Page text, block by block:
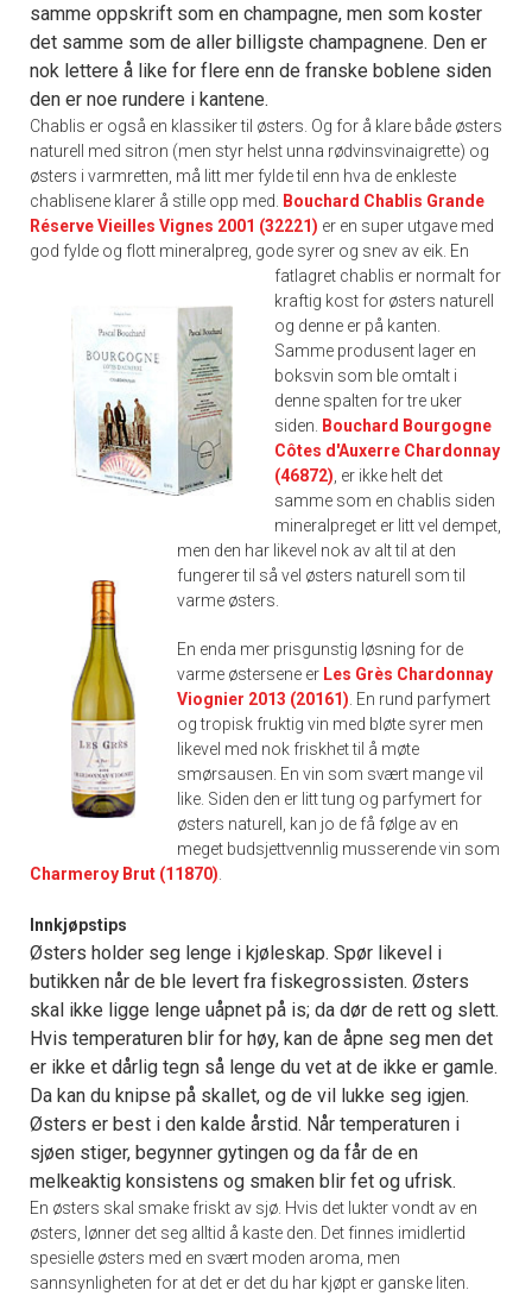
samme oppskrift som en champagne, men som koster
det samme som de aller billigste champagnene. Den er
nok lettere å like for flere enn de franske boblene siden
den er noe rundere i kantene.
Chablis er også en klassiker til østers. Og for å klare både østers
naturell med sitron (men styr helst unna rødvinsvinaigrette) og
østers i varmretten, må litt mer fylde til enn hva de enkleste
chablisene klarer å stille opp med.
Bouchard Chablis Grande
Réserve Vieilles Vignes 2001 (32221) er en super utgave med
god fylde og flott mineralpreg, gode syrer og snev av eik. En
fatlagret chablis er normalt for
kraftig kost for østers naturell
og denne er på kanten.
Samme produsent lager en
boksvin som ble omtalt i
denne spalten for tre uker
siden.
Bouchard Bourgogne
Côtes d'Auxerre Chardonnay
(46872) er ikke helt det
samme som en chablis siden
mineralpreget er litt vel dempet,
men den har likevel nok av alt til at den
fungerer til så vel østers naturell som til
varme østers.
En enda mer prisgunstig løsning for de
varme østersene er Les Grès Chardonnay
Viognier 2013 (20161) . En rund parfymert
og tropisk fruktig vin med bløte syrer men
likevel med nok friskhet til å møte
smørsausen. En vin som svært mange vil
like. Siden den er litt tung og parfymert for
østers naturell, kan jo de få følge av en
meget budsjettvennlig musserende vin som
Charmeroy Brut (11870)
Innkjøpstips
Østers holder seg lenge i kjøleskap. Spør likevel i
butikken når de ble levert fra fiskegrossisten. Østers
skal ikke ligge lenge uåpnet på is; da dør de rett og slett.
Hvis temperaturen blir for høy, kan de åpne seg men det
er ikke et dårlig tegn så lenge du vet at de ikke er gamle.
Da kan du knipse på skallet, og de vil lukke seg igjen.
Østers er best i den kalde årstid. Når temperaturen i
sjøen stiger, begynner gytingen og da får de en
melkeaktig konsistens og smaken blir fet og ufrisk.
En østers skal smake friskt av sjø. Hvis det lukter vondt av en
østers, lønner det seg alltid å kaste den. Det finnes imidlertid
spesielle østers med en svært moden aroma, men
sannsynligheten for at det er det du har kjøpt er ganske liten.